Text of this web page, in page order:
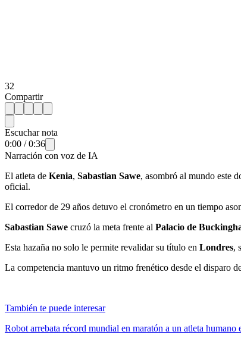
32
Compartir
Escuchar nota
0:00 /0:36
Narración con voz de IA
El atleta de Kenia, Sabastian Sawe, asombró al mundo este
oficial.
El corredor de 29 años detuvo el cronómetro en un tiempo
Sabastian Sawe cruzó la meta frente al Palacio de
Esta hazaña no solo le permite revalidar su título en Londres,
La competencia mantuvo un ritmo frenético desde el disparo
También te puede interesar
Robot arrebata récord mundial en maratón a un atleta humano